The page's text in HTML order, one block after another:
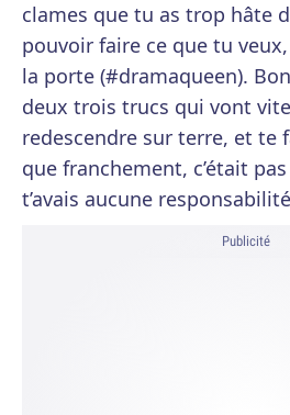
clames que tu as trop hâte
pouvoir faire ce que tu
la porte (#dramaqueen).
deux trois trucs qui vont
redescendre sur terre, et te
que franchement, c’était
t’avais aucune
Publicité